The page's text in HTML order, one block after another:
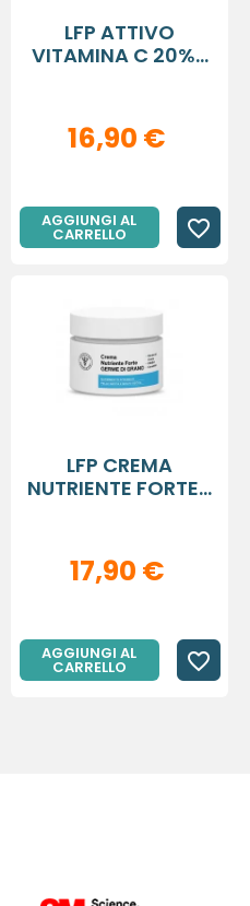
LFP ATTIVO
VITAMINA C 20%...
16,90 €
AGGIUNGI AL
CARRELLO favorite_border
LFP CREMA
NUTRIENTE FORTE...
17,90 €
AGGIUNGI AL
CARRELLO favorite_border